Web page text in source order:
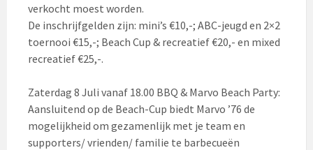
verkocht moest worden.
De inschrijfgelden zijn: mini’s €10,-; ABC-jeugd en 2×2
toernooi €15,-; Beach Cup & recreatief €20,- en mixed
recreatief €25,-.
Zaterdag 8 Juli vanaf 18.00 BBQ & Marvo Beach Party:
Aansluitend op de Beach-Cup biedt Marvo ’76 de
mogelijkheid om gezamenlijk met je team en
supporters/ vrienden/ familie te barbecueën